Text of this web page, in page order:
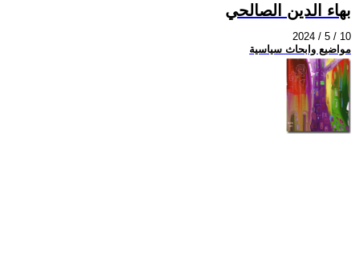
بهاء الدين الصالحي
2024 / 5 / 10
مواضيع وابحاث سياسية